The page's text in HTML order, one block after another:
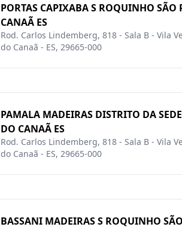
PORTAS CAPIXABA S ROQUINHO SÃO
CANAÃ ES
Rod. Carlos Lindemberg, 818 - Sala B - Vila
do Canaã - ES, 29665-000
PAMALA MADEIRAS DISTRITO DA
DO CANAÃ ES
Rod. Carlos Lindemberg, 818 - Sala B - Vila
do Canaã - ES, 29665-000
BASSANI MADEIRAS S ROQUINHO